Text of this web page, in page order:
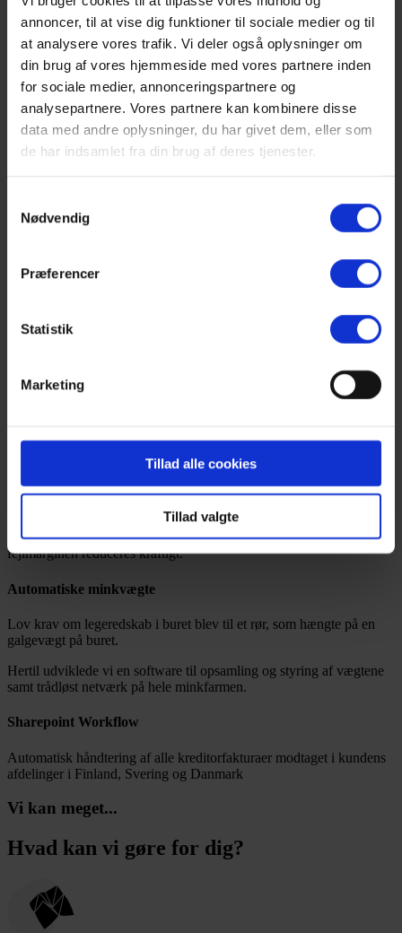
annoncer, til at vise dig funktioner til sociale medier og til
at analysere vores trafik. Vi deler også oplysninger om
din brug af vores hjemmeside med vores partnere inden
for sociale medier, annonceringspartnere og
analysepartnere. Vores partnere kan kombinere disse
data med andre oplysninger, du har givet dem, eller som
de har indsamlet fra din brug af deres tjenester.
Nødvendig
Præferencer
Statistik
Marketing
Tillad alle cookies
Tillad valgte
Komplet webshop/e-handelsløsning med kortbetaling og stort
administrativt modul.
Genvik test
E-handelsløsning, hvor landmænd kan bestille genomiske tests.
Systemet indeholder også indgang til det laboratorie, der skal udføre
Sagsbehandlingssoftware til håndtering af mange af de genetiske
KvikKoen
Fra PAD’en kunne alt papirarbejdet omkring registreringer foretages
PDA-løsning udviklet til dataopsamling i forsøgsstaldene for Institut
Ved brug af denne løsning sikres effektiviseret datafangst, hvor
fejlmarginen reduceres kraftigt.
Automatiske minkvægte
Lov krav om legeredskab i buret blev til et rør, som hængte på en
galgevægt på buret.
Hertil udviklede vi en software til opsamling og styring af vægtene
samt trådløst netværk på hele minkfarmen.
Sharepoint Workflow
Automatisk håndtering af alle kreditorfakturaer modtaget i kundens
afdelinger i Finland, Svering og Danmark
Vi kan meget...
Hvad kan vi gøre for dig?